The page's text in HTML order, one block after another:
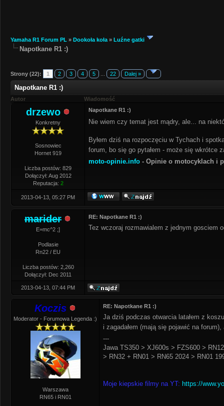
Yamaha R1 Forum PL » Dookoła koła » Luźne gatki
Napotkane R1 :)
Strony (22): 1 2 3 4 5 22 Dalej »
Napotkane R1 :)
Autor Wiadomość
drzewo
Konkretny
Sosnowiec
Hornet 919
Liczba postów: 829
Dołączył: Aug 2012
Reputacja: 2
Napotkane R1 :)
Nie wiem czy temat jest mądry, ale... na
Byłem dziś na rozpoczęciu w Tychach i
forum, bo się go pytałem - może się wkrótce
moto-opinie.info - Opinie o motocyklach i
2013-04-13, 05:27 PM
marider
E=mc^2 ;]
Podlasie
Rn22 / EU
Liczba postów: 2,260
Dołączył: Dec 2011
RE: Napotkane R1 :)
Tez wczoraj rozmawialem z jednym gosciem
2013-04-13, 07:44 PM
Koczis
Moderator - Forumowa Legenda :)
Warszawa
RN65 i RN01
RE: Napotkane R1 :)
Ja dziś podczas otwarcia latałem z
i zagadałem (mają się pojawić na
---
Jawa TS350 > XJ600s > FZS600 >
> RN32 + RN01 > RN65 2024 > RN01
Moje kiepskie filmy na YT: https://